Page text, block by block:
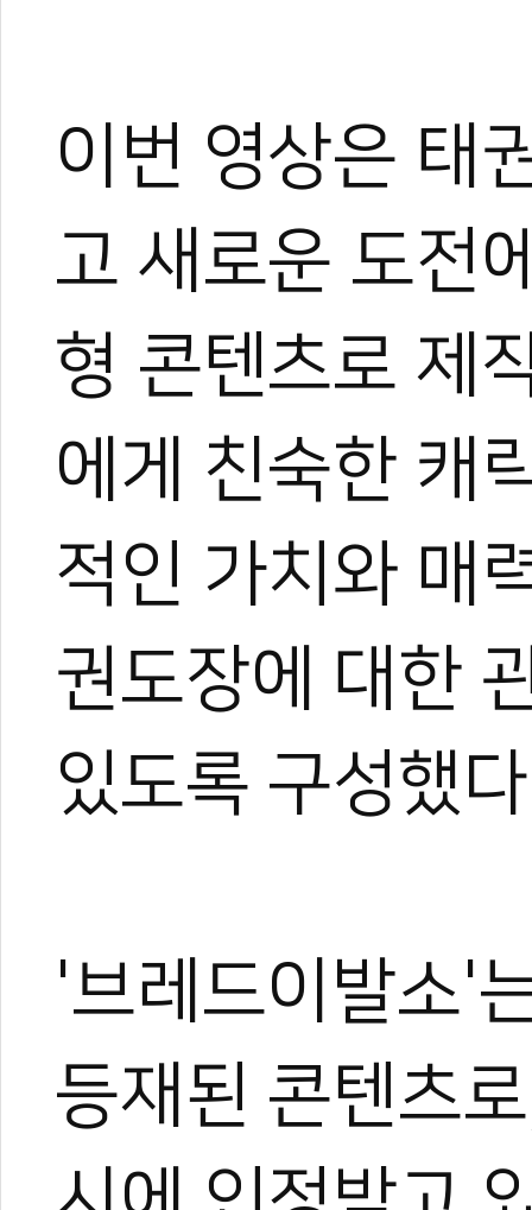
이번 영상은 태
고 새로운 도전
형 콘텐츠로 제
에게 친숙한 캐
적인 가치와 매
권도장에 대한
있도록 구성했
'브레드이발소'
등재된 콘텐츠